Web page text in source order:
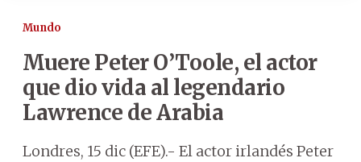
Mundo
Muere Peter O’Toole, el actor
que dio vida al legendario
Lawrence de Arabia
Londres, 15 dic (EFE).- El actor irlandés Peter